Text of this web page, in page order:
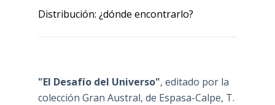
Distribución: ¿dónde encontrarlo?
"El Desafío del Universo", editado por la
colección Gran Austral, de Espasa-Calpe, T.